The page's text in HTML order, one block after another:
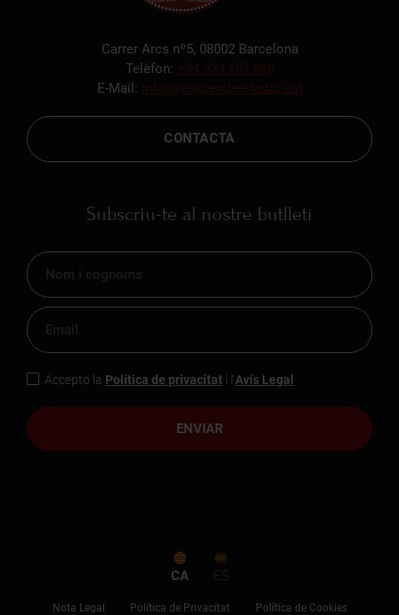
Carrer Arcs nº5, 08002 Barcelona
Telèfon: +34 933 187 866
E-Mail: info@reialcercleartistic.cat
CONTACTA
Subscriu-te al nostre butlletí
ENVIAR
Accepto la Política de privacitat i l'Avís Legal
CA ES
Nota Legal Política de Privacitat Política de Cookies